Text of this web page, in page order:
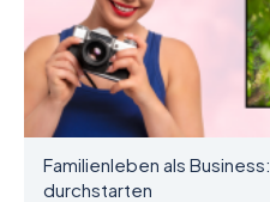
Familienleben als
durchstarten